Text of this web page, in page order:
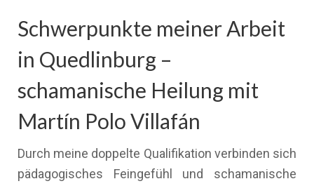
Schwerpunkte meiner Arbeit
in Quedlinburg –
schamanische Heilung mit
Martín Polo Villafán
Durch meine doppelte Qualifikation verbinden sich
pädagogisches Feingefühl und schamanische